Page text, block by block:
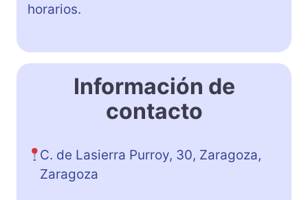
horarios.
Información de
contacto
C. de Lasierra Purroy, 30, Zaragoza,
Zaragoza